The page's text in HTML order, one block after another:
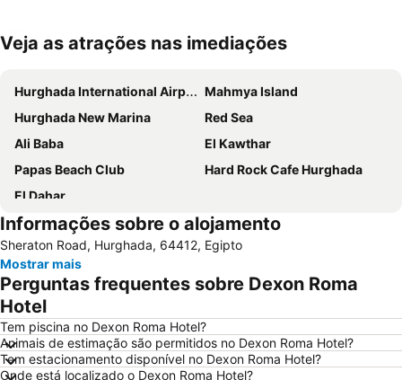
Ampliar mapa
Veja as atrações nas imediações
Hurghada International Airport
Mahmya Island
Hurghada New Marina
Red Sea
Ali Baba
El Kawthar
Papas Beach Club
Hard Rock Cafe Hurghada
El Dahar
Informações sobre o alojamento
Sheraton Road, Hurghada, 64412, Egipto
Mostrar mais
Perguntas frequentes sobre Dexon Roma
Hotel
Tem piscina no Dexon Roma Hotel?
Animais de estimação são permitidos no Dexon Roma Hotel?
Tem estacionamento disponível no Dexon Roma Hotel?
Onde está localizado o Dexon Roma Hotel?